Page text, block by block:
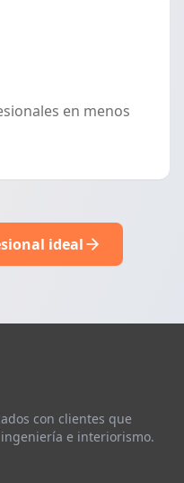
en menos
ideal
con clientes que
e interiorismo.